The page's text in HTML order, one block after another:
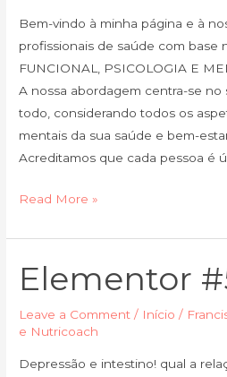
Bem-vindo à minha página e à
profissionais de saúde com base
FUNCIONAL, PSICOLOGIA E
A nossa abordagem centra-se
todo, considerando todos os
mentais da sua saúde e bem-
Acreditamos que cada pessoa é
Read More »
Elementor
Leave a Comment / Início /
e Nutricoach
Depressão e intestino! qual a
Elementor
#5153